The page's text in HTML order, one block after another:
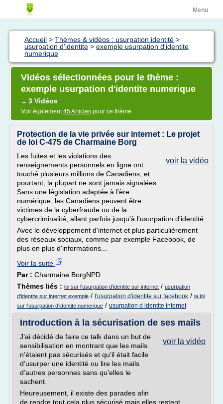
Menu
Accueil > Thèmes & vidéos : usurpation identité >
usurpation d'identite > exemple usurpation d'identite
numerique
Vidéos sélectionnées pour le thème :
exemple usurpation d'identite numerique
→ 3 Vidéos
Voir également45 Articles pour ce thème
Protection de la vie privée sur internet : Le projet
de loi C-475 de Charmaine Borg
voir la vidéo
Les fuites et les violations des
renseignements personnels en ligne ont
touché plusieurs millions de Canadiens, et
pourtant, la plupart ne sont jamais signalées.
Sans une législation adaptée à l'ère
numérique, les Canadiens peuvent être
victimes de la cyberfraude ou de la
cybercriminalité, allant parfois jusqu'à l'usurpation d'identité.
Avec le développement d'internet et plus particulièrement
des réseaux sociaux, comme par exemple Facebook, de
plus en plus d'informations...
Voir la suite
Par : Charmaine BorgNPD
Thèmes liés : loi sur l'usurpation d'identite sur internet / usurpation
d'identite sur internet exemple / l'usurpation d'identite sur facebook / la loi
sur l'usurpation d'identite numerique / usurpation d identite internet
Introduction à la sécurisation de ses mails
voir la vidéo
J’ai décidé de faire ce talk dans un but de
sensibilisation en montrant que les mails
n’étaient pas sécurisés et qu’il était facile
d’usurper une identité ou lire les mails
d’autres personnes sans qu’elles le
sachent.
Heureusement, il existe des parades afin
de rendre tout cela plus sécurisé mais elles restent